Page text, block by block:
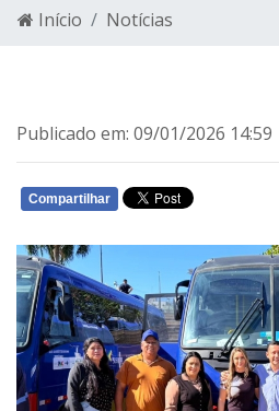
Início Notícias
Publicado em: 09/01/2026
Compartilhar